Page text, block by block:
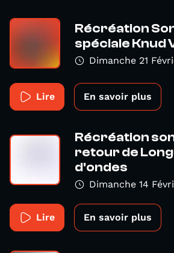
Récréation
spéciale Knud
Dimanche 21
Lire En savoir plus
Récréation
retour de
d'ondes
Dimanche 14
Lire En savoir plus